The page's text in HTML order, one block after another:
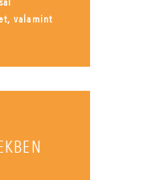
valamint